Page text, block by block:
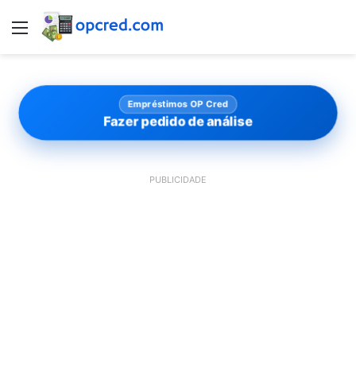
Menu
Empréstimos OP Cred
Fazer pedido de análise
PUBLICIDADE